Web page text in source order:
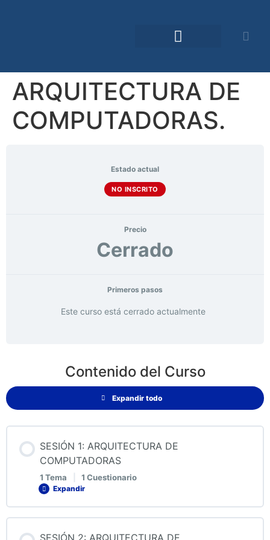
ARQUITECTURA DE
COMPUTADORAS.
Estado actual
NO INSCRITO
Precio
Cerrado
Primeros pasos
Este curso está cerrado actualmente
Contenido del Curso
Expandir todo
SESIÓN 1: ARQUITECTURA DE
COMPUTADORAS
1 Tema 1 Cuestionario
Expandir
SESIÓN 2: ARQUITECTURA DE